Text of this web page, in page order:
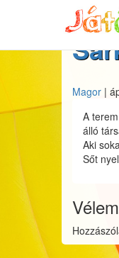
Magor |
A
álló
Aki
Sőt